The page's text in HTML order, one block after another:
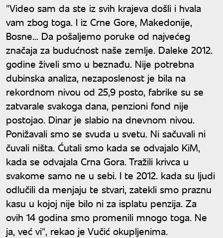
"Video sam da ste iz svih krajeva došli i hvala
vam zbog toga. I iz Crne Gore, Makedonije,
Bosne... Da pošaljemo poruke od najvećeg
značaja za budućnost naše zemlje. Daleke 2012.
godine živeli smo u beznađu. Nije potrebna
dubinska analiza, nezaposlenost je bila na
rekordnom nivou od 25,9 posto, fabrike su se
zatvarale svakoga dana, penzioni fond nije
postojao. Dinar je slabio na dnevnom nivou.
Ponižavali smo se svuda u svetu. Ni sačuvali ni
čuvali ništa. Ćutali smo kada se odvajalo KiM,
kada se odvajala Crna Gora. Tražili krivca u
svakome samo ne u sebi. I te 2012. kada su ljudi
odlučili da menjaju te stvari, zatekli smo praznu
kasu u kojoj nije bilo ni za isplatu penzija. Za
ovih 14 godina smo promenili mnogo toga. Ne
ja, već vi", rekao je Vučić okupljenima.